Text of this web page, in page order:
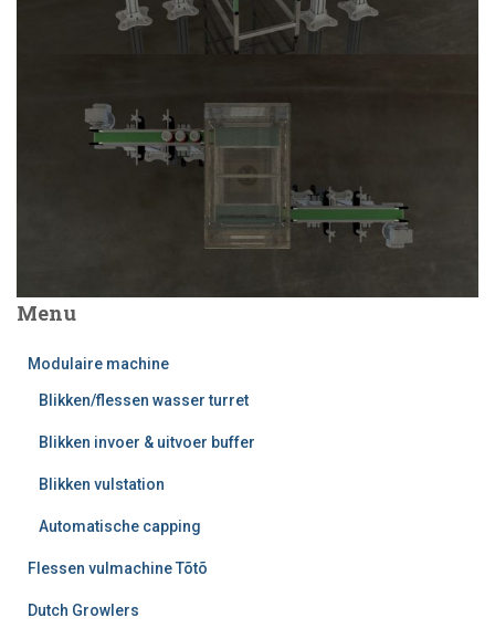
Menu
Modulaire machine
Blikken/flessen wasser turret
Blikken invoer & uitvoer buffer
Blikken vulstation
Automatische capping
Flessen vulmachine Tõtõ
Dutch Growlers